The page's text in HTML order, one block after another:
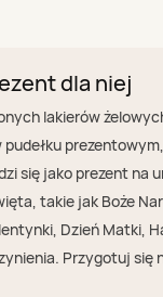
dla niej
lakierów
się jako prezent na
takie jak Boże
Dzień Matki,
Przygotuj się